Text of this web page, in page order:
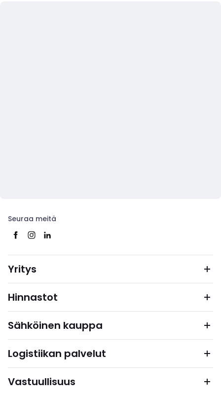
Seuraa meitä
Yritys
Hinnastot
Sähköinen kauppa
Logistiikan palvelut
Vastuullisuus